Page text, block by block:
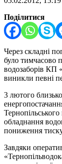
Поділитися
Через складні
було тимчасово
водозаборів КП
виникли певні
3 лютого
обладнання
пониження
Завдяки